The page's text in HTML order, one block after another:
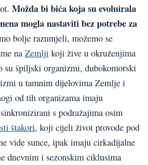
Možda bi bića koja su evoluirala
mogla nastaviti bez potrebe za
bolje razumjeli, možemo se
na Zemlji koji žive u okruženjima
su špiljski organizmi, dubokomorski
u tamnim dijelovima Zemlje i
od tih organizama imaju
s podražajima osim
štakori, koji cijeli život provode pod
vide sunce, ipak imaju cirkadijalne
dnevnim i sezonskim ciklusima